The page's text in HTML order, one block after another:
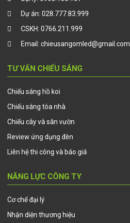
Dự án: 028.777.83.999
CSKH: 0766.211.999
Email: chieusangomled@gmail.com
TƯ VẤN CHIẾU SÁNG
Chiếu sáng hồ koi
Chiếu sáng tòa nhà
Chiếu cây và sân vườn
Review ứng dụng đèn
Liên hệ thi công và báo giá
NĂNG LỰC CÔNG TY
Cơ chế đại lý
Nhận diện thương hiệu